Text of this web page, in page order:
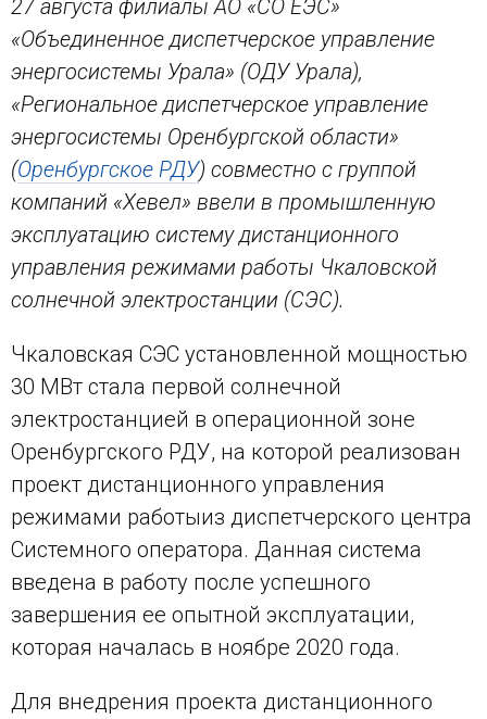
27 августа филиалы АО «СО ЕЭС»
«Объединенное диспетчерское управление
энергосистемы Урала» (ОДУ Урала),
«Региональное диспетчерское управление
энергосистемы Оренбургской области»
(Оренбургское РДУ) совместно с группой
компаний «Хевел» ввели в промышленную
эксплуатацию систему дистанционного
управления режимами работы Чкаловской
солнечной электростанции (СЭС).
Чкаловская СЭС установленной мощностью
30 МВт стала первой солнечной
электростанцией в операционной зоне
Оренбургского РДУ, на которой реализован
проект дистанционного управления
режимами работыиз диспетчерского центра
Системного оператора. Данная система
введена в работу после успешного
завершения ее опытной эксплуатации,
которая началась в ноябре 2020 года.
Для внедрения проекта дистанционного